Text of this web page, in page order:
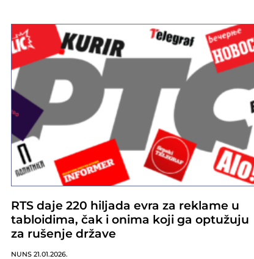
RTS daje 220 hiljada evra za reklame u
tabloidima, čak i onima koji ga optužuju
za rušenje države
NUNS 21.01.2026.